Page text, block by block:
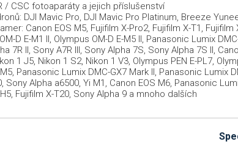
/ CSC fotoaparáty a jejich příslušenství
DJI Mavic Pro, DJI Mavic Pro Platinum, Breeze
Canon EOS M5, Fujifilm X-Pro2, Fujifilm X-T1,
D E-M1 II, Olympus OM-D E-M5 II, Panasonic Lumix
7R II, Sony A7R III, Sony Alpha 7S, Sony Alpha 7S II,
1 J5, Nikon 1 S2, Nikon 1 V3, Olympus PEN E-PL7,
Panasonic Lumix DMC-GX7 Mark II, Panasonic Lumix
Sony Alpha a6500, Yi M1, Canon EOS M6, Panasonic
Fujifilm X-T20, Sony Alpha 9 a mnoho dalších